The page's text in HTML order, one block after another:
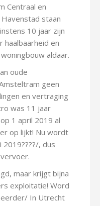
Centraal en
staan
10 jaar zijn
en
aldaar.
oude
geen
en vertraging
was 11 jaar
1 april 2019 al
op lijkt! Nu wordt
, dus
maar krijgt bijna
exploitatie! Word
In Utrecht